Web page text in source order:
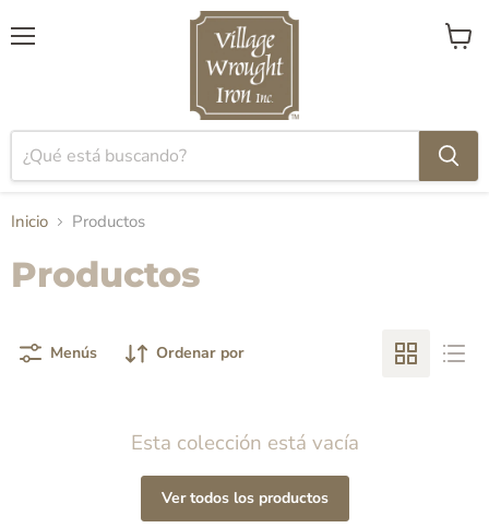
Ver
Inicio Productos
Productos
Menús Ordenar por
Esta colección está vacía
Ver todos los productos